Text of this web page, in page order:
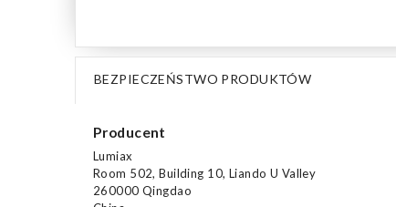
BEZPIECZEŃSTWO PRODUKTÓW
Producent
Lumiax
Room 502, Building 10, Liando U Valley
260000 Qingdao